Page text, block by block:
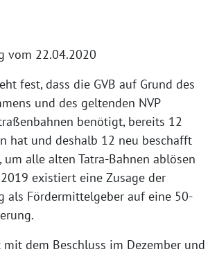
vom 22.04.2020
fest, dass die GVB auf Grund des
und des geltenden NVP
benötigt, bereits 12
hat und deshalb 12 neu beschafft
um alle alten Tatra-Bahnen ablösen
existiert eine Zusage der
als Fördermittelgeber auf eine 50-
dem Beschluss im Dezember und